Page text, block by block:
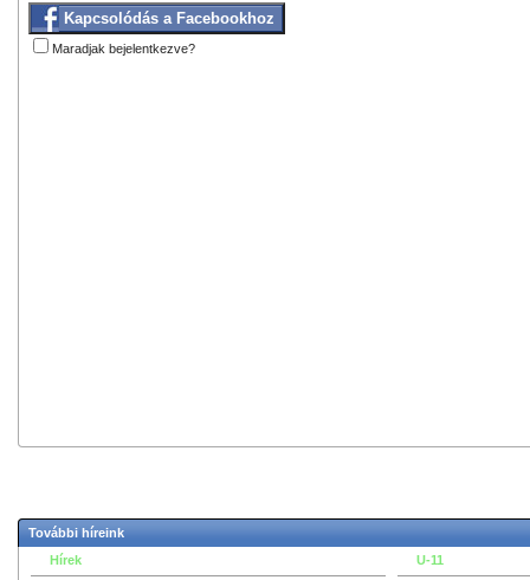
Kapcsolódás a Facebookhoz
Maradjak bejelentkezve?
További híreink
Hírek
U-11